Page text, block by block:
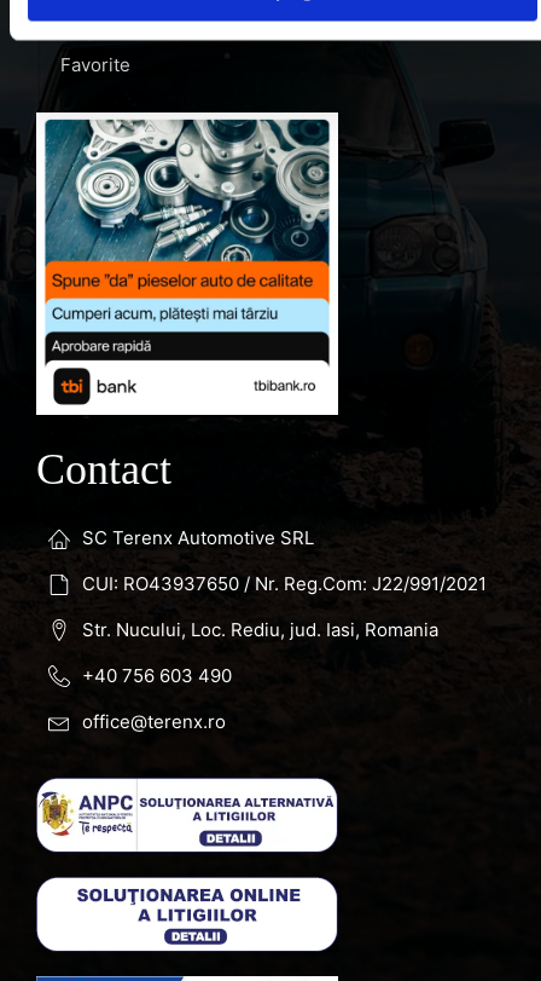
Contul meu
Favorite
Contact
SC Terenx Automotive SRL
CUI: RO43937650 / Nr. Reg.Com: J22/991/2021
Str. Nucului, Loc. Rediu, jud. Iasi, Romania
+40 756 603 490
office@terenx.ro